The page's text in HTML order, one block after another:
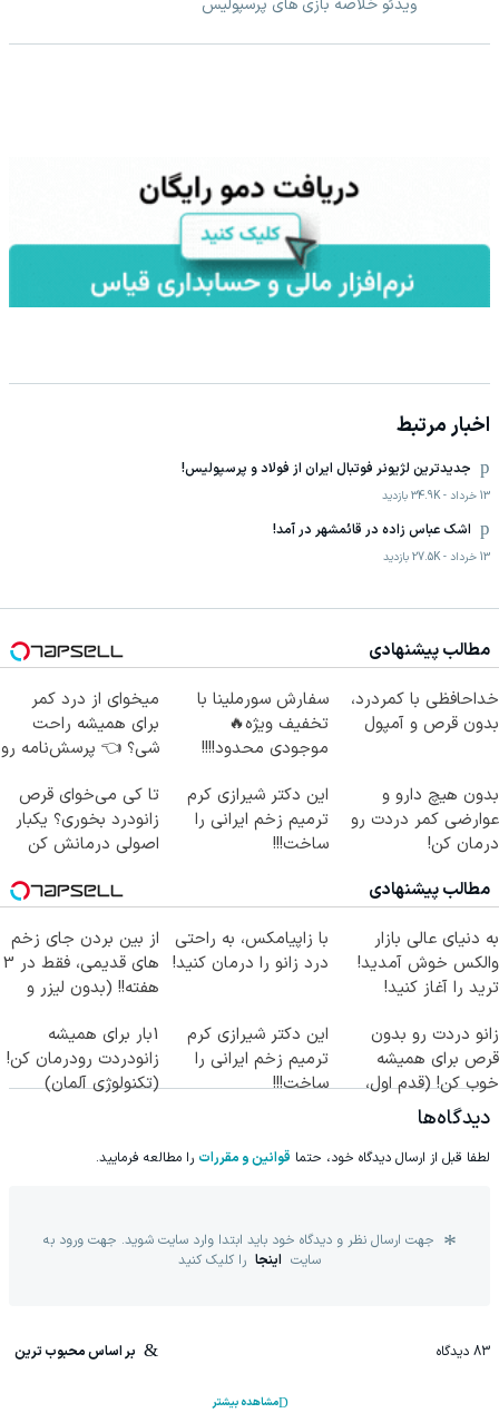
ویدئو خلاصه بازی های پرسپولیس
اخبار مرتبط
جدیدترین لژیونر فوتبال ایران از فولاد و پرسپولیس!
13 خرداد -
34.9K بازدید
اشک عباس زاده در قائمشهر در آمد!
13 خرداد -
27.5K بازدید
مطالب پیشنهادی
خداحافظی با کمردرد،
بدون قرص و آمپول
سفارش سورملینا با
تخفیف ویژه🔥
موجودی محدود!!!!
میخوای از درد کمر
برای همیشه راحت
شی؟ 👈 پرسش‌نامه رو
بدون هیچ دارو و
عوارضی کمر دردت رو
درمان کن!
این دکتر شیرازی کرم
ترمیم زخم ایرانی را
ساخت!!!
تا کی می‌خوای قرص
زانودرد بخوری؟ یکبار
اصولی درمانش کن
مطالب پیشنهادی
به دنیای عالی بازار
والکس خوش آمدید!
ترید را آغاز کنید!
با زاپیامکس، به راحتی
درد زانو را درمان کنید!
از بین بردن جای زخم
های قدیمی، فقط در 3
هفته!! (بدون لیزر و
زانو دردت رو بدون
قرص برای همیشه
خوب کن! (قدم اول،
پرسش‌نامه)
این دکتر شیرازی کرم
ترمیم زخم ایرانی را
ساخت!!!
1بار برای همیشه
زانودردت رودرمان کن!
(تکنولوژی آلمان)
دیدگاه‌ها
لطفا قبل از ارسال دیدگاه خود، حتما قوانین و مقررات را مطالعه فرمایید.
جهت ارسال نظر و دیدگاه خود باید ابتدا وارد سایت شوید. جهت ورود به
سایت اینجا را کلیک کنید
83 دیدگاه بر اساس محبوب ترین
مشاهده بیشتر